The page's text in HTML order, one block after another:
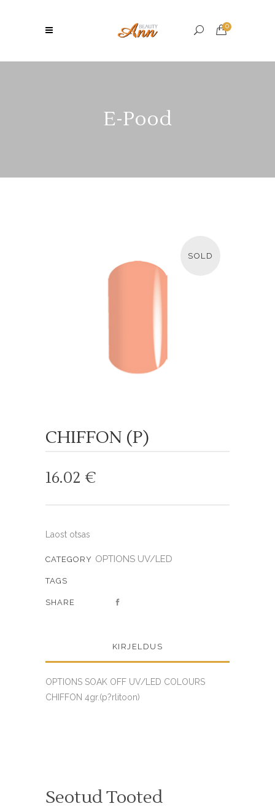
0
E-Pood
SOLD
CHIFFON (P)
16.02 €
Laost otsas
CATEGORY OPTIONS UV/LED
TAGS
SHARE
KIRJELDUS
OPTIONS SOAK OFF UV/LED COLOURS
CHIFFON 4gr.(p?rlitoon)
Seotud Tooted